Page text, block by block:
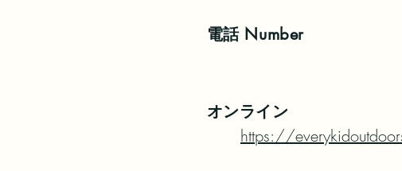
電話Number
オンライン
https://